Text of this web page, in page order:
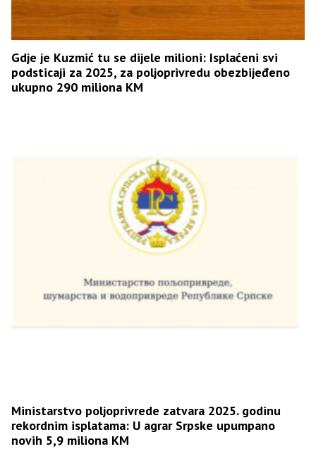
Gdje je Kuzmić tu se dijele milioni: Isplaćeni svi
podsticaji za 2025, za poljoprivredu obezbijeđeno
ukupno 290 miliona KM
Ministarstvo poljoprivrede zatvara 2025. godinu
rekordnim isplatama: U agrar Srpske upumpano
novih 5,9 miliona KM